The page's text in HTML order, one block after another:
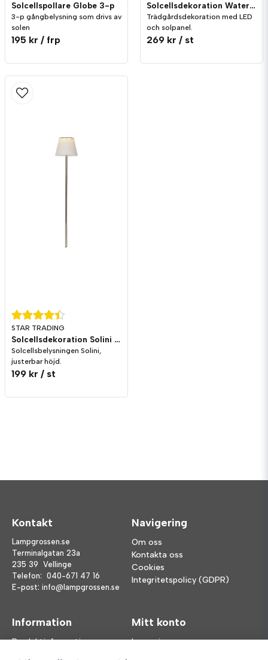
Solcellspollare Globe 3-p
3-p gångbelysning som drivs av
solen
195 kr / frp
Solcellsdekoration Water Light
Trädgårdsdekoration med LED
och solpanel.
269 kr / st
STAR TRADING
Solcellsdekoration Solini Justerbar Höjd
Solcellsbelysningen Solini,
justerbar höjd.
199 kr / st
Kontakt
Lampgrossen.se
Terminalgatan 23a
235 39 Vellinge
Telefon: 040-671 47 16
E-post: info@lampgrossen.se
Navigering
Om oss
Kontakta oss
Cookies
Integritetspolicy (GDPR)
Information
Produktinformation
Mitt konto
Logga in